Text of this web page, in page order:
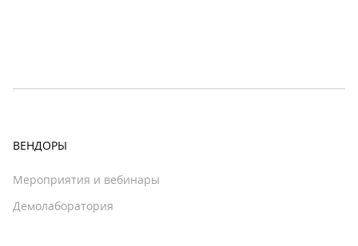
ВЕНДОРЫ
Мероприятия и вебинары
Демолаборатория